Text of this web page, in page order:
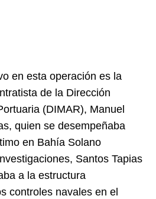
en esta operación es la
de la Dirección
(DIMAR), Manuel
quien se desempeñaba
en Bahía Solano
Santos Tapias
a la estructura
controles navales en el